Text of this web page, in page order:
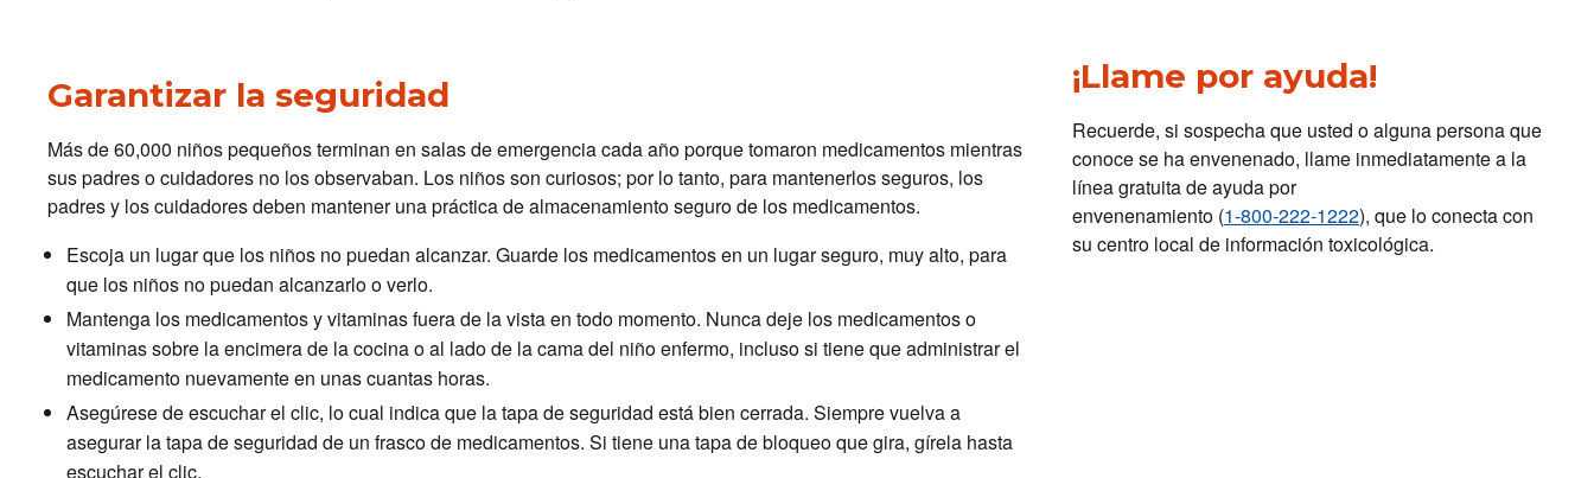
Garantizar la seguridad
Más de 60,000 niños pequeños terminan en salas de emergencia cada año porque tomaron medicamentos mientras
sus padres o cuidadores no los observaban. Los niños son curiosos; por lo tanto, para mantenerlos seguros, los
padres y los cuidadores deben mantener una práctica de almacenamiento seguro de los medicamentos.
Escoja un lugar que los niños no puedan alcanzar. Guarde los medicamentos en un lugar seguro, muy alto, para
que los niños no puedan alcanzarlo o verlo.
Mantenga los medicamentos y vitaminas fuera de la vista en todo momento. Nunca deje los medicamentos o
vitaminas sobre la encimera de la cocina o al lado de la cama del niño enfermo, incluso si tiene que administrar el
medicamento nuevamente en unas cuantas horas.
Asegúrese de escuchar el clic, lo cual indica que la tapa de seguridad está bien cerrada. Siempre vuelva a
asegurar la tapa de seguridad de un frasco de medicamentos. Si tiene una tapa de bloqueo que gira, gírela hasta
escuchar el clic.
¡Llame por ayuda!
Recuerde, si sospecha que usted o alguna persona que
conoce se ha envenenado, llame inmediatamente a la
línea gratuita de ayuda por
envenenamiento (1-800-222-1222), que lo conecta con
su centro local de información toxicológica.